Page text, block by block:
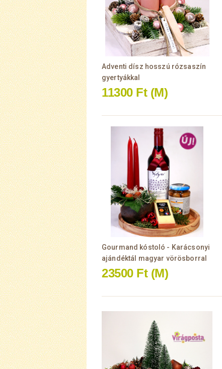
Adventi dísz hosszú rózsaszín
gyertyákkal
11300 Ft (M)
Gourmand kóstoló - Karácsonyi
ajándéktál magyar vörösborral
23500 Ft (M)